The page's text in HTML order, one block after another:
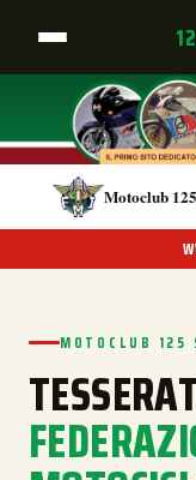
Motoclub
MOTOCLUB 125
ABC